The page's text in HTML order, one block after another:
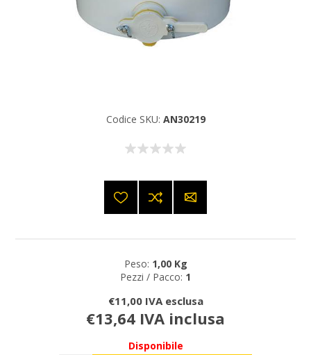
Codice SKU: AN30219
Peso: 1,00 Kg
Pezzi / Pacco: 1
€11,00 IVA esclusa
€13,64 IVA inclusa
Disponibile